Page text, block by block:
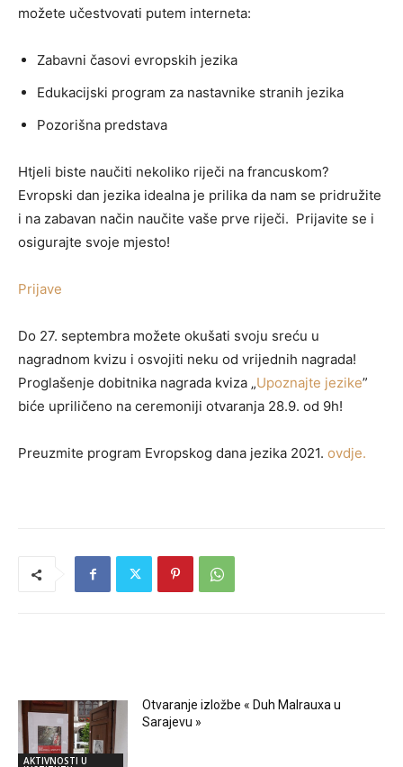
možete učestvovati putem interneta:
Zabavni časovi evropskih jezika
Edukacijski program za nastavnike stranih jezika
Pozorišna predstava
Htjeli biste naučiti nekoliko riječi na francuskom?
Evropski dan jezika idealna je prilika da nam se pridružite
i na zabavan način naučite vaše prve riječi. Prijavite se i
osigurajte svoje mjesto!
Prijave
Do 27. septembra možete okušati svoju sreću u
nagradnom kvizu i osvojiti neku od vrijednih nagrada!
Proglašenje dobitnika nagrada kviza „Upoznajte jezike”
biće upriličeno na ceremoniji otvaranja 28.9. od 9h!
Preuzmite program Evropskog dana jezika 2021. ovdje.
AKTIVNOSTI U
Otvaranje izložbe « Duh Malrauxa u
Sarajevu »